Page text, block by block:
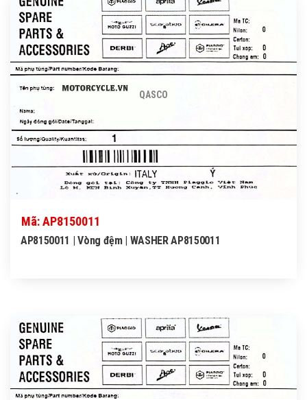
QASCO
Mã: AP8150011
AP8150011 | Vòng đệm | WASHER AP8150011